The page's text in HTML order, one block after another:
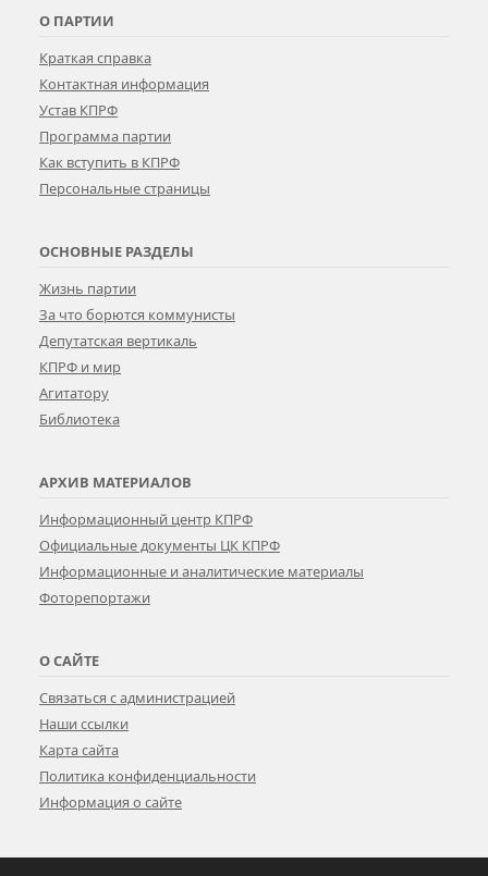
О ПАРТИИ
Краткая справка
Контактная информация
Устав КПРФ
Программа партии
Как вступить в КПРФ
Персональные страницы
ОСНОВНЫЕ РАЗДЕЛЫ
Жизнь партии
За что борются коммунисты
Депутатская вертикаль
КПРФ и мир
Агитатору
Библиотека
АРХИВ МАТЕРИАЛОВ
Информационный центр КПРФ
Официальные документы ЦК КПРФ
Информационные и аналитические материалы
Фоторепортажи
О САЙТЕ
Связаться с администрацией
Наши ссылки
Карта сайта
Политика конфиденциальности
Информация о сайте